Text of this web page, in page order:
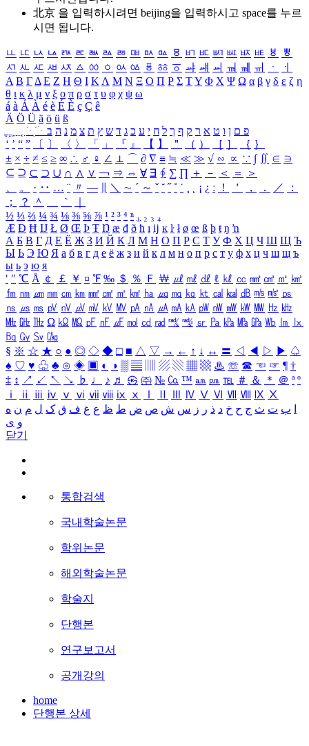
北京 을 입력하시려면 beijing을 입력하시고 space를 누르
시면 됩니다.
ㅥ ㅦ ㅧ ㅨ ㅩ ㅪ ㅫ ㅬ ㅭ ㅮ ㅯ ㅰ ㅱ ㅲ ㅳ ㅴ ㅵ ㅶ ㅷ ㅸ
ㅹ
ㅺ ㅻ ㅼ ㅽ ㅾ ㅿ ㆀ ㆁ ㆂ ㆃ ㆄ ㆅ ㆆ ㆇ ㆈ ㆉ ㆊ ㆋ ㆌ ㆍ
ㆎ
Α Β ΓΔ Ε Ζ Η Θ Ι ΚΛ Μ Ν Ξ Ο Π Ρ Σ ΤΥ Φ Χ Ψ Ω α β γ δ ε ζ η
θ ι κ λ μ ν ξ ο π ρ σ τ υ φ χ ψ ω
á à Á À é è É È ç Ç ê
Ä Ö Ü ä ö ü ß
ִֶֹ ֻּ ׁׂ פ ם ן ו ט א ר ק ף ך ל ח י ע כ ג ד ש ץ ת צ מ נ ה ב
‘ ’ “ ” 〔 〕 〈 〉 「 」 『 』 【 】 ＂ （ ） ［ ］ ｛ ｝
± × ÷ ≠ ≤ ≥ ∞ ∴ ♂ ♀ ∠ ⊥ ⌒ ∂ ∇ ≡ ≒ ≪ ≫ √ ∽ ∝ ∵ ∫ ∬ ∈ ∋
⊆ ⊇ ⊂ ⊃ ∪ ∩ ∧ ∨ ￢ ⇒ ⇔ ∀ ∃ ∮ ∑ ∏ ＋ － ＜ ＝
＞
、
。 · ‥ … ¨ 〃 ― ＼ ∼ ´ ～ ˇ ˘ ˝ ˚ ˙ ¸ ¡ ¿ ː ！ ＇ ， ． ／
：
；
？ ＾ ｀
½ ⅓ ⅔ ¼ ¾ ⅛ ⅜ ⅝ ⅞ ¹ ² ³ ⁴ ⁿ ₁ ₂ ₃ ₄
Æ Ð Ħ Ĳ Ł Ø Œ Þ Ŧ Ŋ æ đ ð ħ ı ĳ ĸ ŀ ł ø œ ß þ ŧ ŋ ŉ
А Б В Г Д Е Ё Ж З И Й К Л М Н О П Р С Т У Ф Х Ц Ч Ш Щ Ъ
Ы Ь Э Ю Я а б в г д е ё ж з и й к л м н о п р с т у ф х ц ч ш щ ъ
ы ь э ю я
′ ″ ℃ Å ￠ ￡ ￥ ¤ ℉ ‰ ＄ ％ Ｆ ￦ ㎕ ㎖ ㎗ ℓ ㎘ ㏄ ㎣ ㎤ ㎥ ㎦
㎙ ㎚ ㎛ ㎜ ㎝ ㎞ ㎟ ㎠ ㎡ ㎢ ㏊ ㎍ ㎎ ㎏ ㏏ ㎈ ㎉ ㏈ ㎧ ㎨ ㎰
㎱ ㎲ ㎳ ㎴ ㎵ ㎶ ㎷ ㎸ ㎹ ㎀ ㎁ ㎂ ㎃ ㎄ ㎺ ㎻ ㎽ ㎾ ㎿ ㎐ ㎑
㎒ ㎓ ㎔ Ω ㏀ ㏁ ㎊ ㎋ ㎌ ㏖ ㏅ ㎭ ㎮ ㎯ ㏛ ㎩ ㎪ ㎫ ㎬ ㏝ ㏐
㏓
㏃ ㏉ ㏜ ㏆
§ ※ ☆ ★ ○ ● ◎ ◇ ◆ □ ■ △ ▽ → ← ↑ ↓ ↔ 〓 ◁ ◀ ▷ ▶ ♤
♠ ♡ ♥ ♧ ♣ ⊙ ◈ ▣ ◐ ◑ ▒ ▤ ▨ ▧ ▦ ▩ ♨ ☏ ☎ ☜ ☞ ¶ †
‡ ↕ ↗ ↙ ↖ ↘ ♭ ♩ ♪ ♬ ㉿ ㈜ № ㏇ ™ ㏂ ㏘ ℡ ＃ ＆ ＊ ＠ ª º
ⅰ
ⅱ ⅲ ⅳ ⅴ ⅵ ⅶ ⅷ ⅸ ⅹ Ⅳ Ⅴ Ⅵ Ⅶ Ⅷ Ⅸ Ⅹ
ب ت ث ج ح خ د ذ ر ز س ش ص ض ط ظ ع غ ف ق ک ل م ن ه
و ی
닫기
통합검색
국내학술논문
학위논문
해외학술논문
학술지
단행본
연구보고서
공개강의
home
단행본 상세